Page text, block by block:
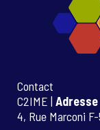
Contact
C2IME | Adresse
4, Rue Marconi